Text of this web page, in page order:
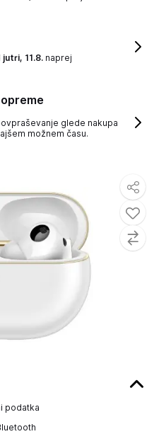
podatka
jutri, 11.8. naprej
glede nakupa
možnem času.